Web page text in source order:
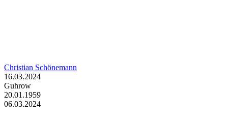
Christian Schönemann
16.03.2024
Guhrow
20.01.1959
06.03.2024